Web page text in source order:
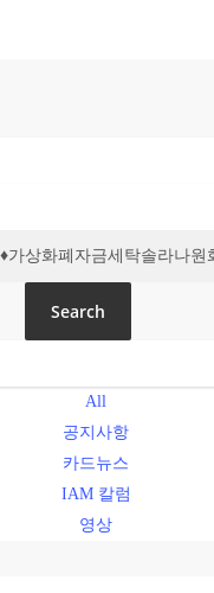
Search
All
공지사항
카드뉴스
IAM 칼럼
영상